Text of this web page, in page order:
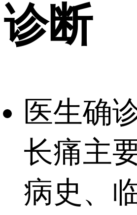
诊断
医生确
长痛主
病史、